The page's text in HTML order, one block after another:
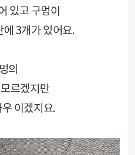
있고 구멍이
에 3개가 있어요.
의
르겠지만
이겠지요.